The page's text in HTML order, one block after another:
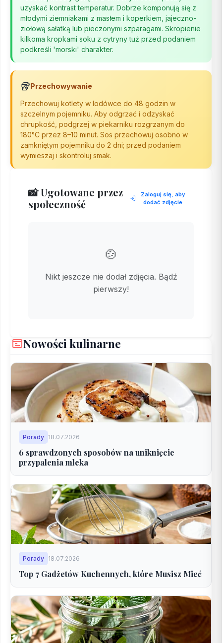
uzyskać kontrast temperatur. Dobrze komponują się z
młodymi ziemniakami z masłem i koperkiem, jajeczno-
ziołową sałatką lub pieczonymi szparagami. Skropienie
kilkoma kropkami soku z cytryny tuż przed podaniem
podkreśli 'morski' charakter.
🥡Przechowywanie
Przechowuj kotlety w lodówce do 48 godzin w
szczelnym pojemniku. Aby odgrzać i odzyskać
chrupkość, podgrzej w piekarniku rozgrzanym do
180°C przez 8–10 minut. Sos przechowuj osobno w
zamkniętym pojemniku do 2 dni; przed podaniem
wymieszaj i skontroluj smak.
📸 Ugotowane przez
społeczność
Zaloguj się, aby
dodać zdjęcie
🍲
Nikt jeszcze nie dodał zdjęcia. Bądź
pierwszy!
Nowości kulinarne
Porady 18.07.2026
6 sprawdzonych sposobów na uniknięcie
przypalenia mleka
Porady 18.07.2026
Top 7 Gadżetów Kuchennych, które Musisz Mieć